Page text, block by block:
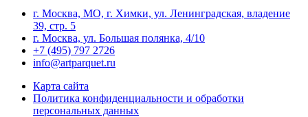
г. Москва, МО, г. Химки, ул. Ленинградская, владение
39, стр. 5
г. Москва, ул. Большая полянка, 4/10
+7 (495) 797 2726
info@artparquet.ru
Карта сайта
Политика конфиденциальности и обработки
персональных данных